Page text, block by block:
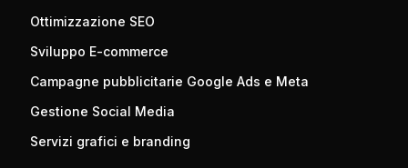
Ottimizzazione SEO
Sviluppo E-commerce
Campagne pubblicitarie Google Ads e Meta
Gestione Social Media
Servizi grafici e branding